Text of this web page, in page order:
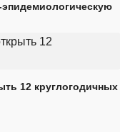
12 круглогодичных